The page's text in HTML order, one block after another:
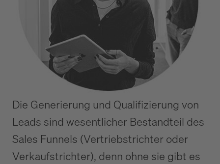
Die Generierung und Qualifizierung von
Leads sind wesentlicher Bestandteil des
Sales Funnels (Vertriebstrichter oder
Verkaufstrichter), denn ohne sie gibt es